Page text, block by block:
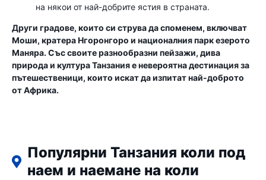
на някои от най-добрите ястия в страната.
Други градове, които си струва да споменем, включват
Моши, кратера Нгоронгоро и националния парк езерото
Маняра. Със своите разнообразни пейзажи, дива
природа и култура Танзания е невероятна дестинация за
пътешественици, които искат да изпитат най-доброто
от Африка.
Популярни Танзания коли под
наем и наемане на коли